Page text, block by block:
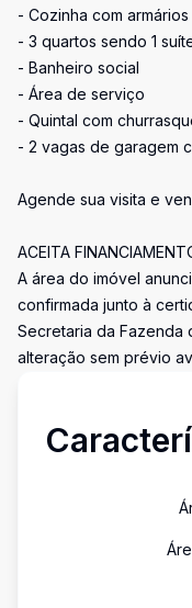
- Cozinha com armários
- 3 quartos sendo 1
- Banheiro social
- Área de serviço
- Quintal com
- 2 vagas de garagem
Agende sua visita e
ACEITA
A área do imóvel
confirmada junto à
Secretaria da Fazenda
alteração sem prévio